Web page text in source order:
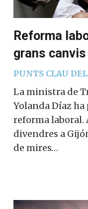
Reforma
grans canvis
PUNTS CLAU
La ministra de
Yolanda Díaz
reforma laboral.
divendres a
de mires…